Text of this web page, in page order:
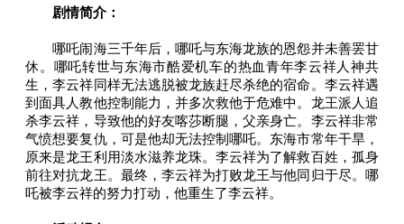
剧情简介：
哪吒闹海三千年后，哪吒与东海龙族的恩怨并未善罢甘
休。哪吒转世与东海市酷爱机车的热血青年李云祥人神共
生，李云祥同样无法逃脱被龙族赶尽杀绝的宿命。李云祥遇
到面具人教他控制能力，并多次救他于危难中。龙王派人追
杀李云祥，导致他的好友喀莎断腿，父亲身亡。李云祥非常
气愤想要复仇，可是他却无法控制哪吒。东海市常年干旱，
原来是龙王利用淡水滋养龙珠。李云祥为了解救百姓，孤身
前往对抗龙王。最终，李云祥为打败龙王与他同归于尽。哪
吒被李云祥的努力打动，他重生了李云祥。